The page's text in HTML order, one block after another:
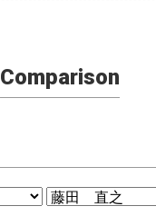
Comparison